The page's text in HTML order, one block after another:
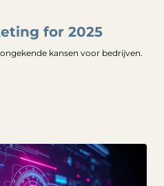
for 2025
kansen voor bedrijven.